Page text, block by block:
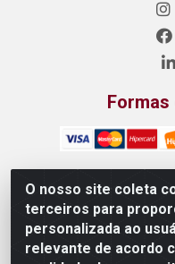
O nosso site coleta
terceiros para
personalizada ao
relevante de acordo
Formas
DONIZETE
Raimundo Matias, 377 -
880 -